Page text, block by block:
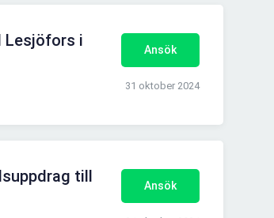
Lesjöfors i
Ansök
31 oktober 2024
till
Ansök